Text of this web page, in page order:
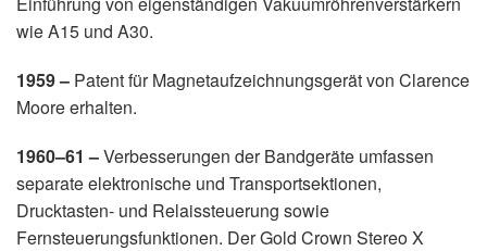
wie A15 und A30.
1959 – Patent für Magnetaufzeichnungsgerät von Clarence
Moore erhalten.
1960–61 –Verbesserungen der Bandgeräte umfassen
separate elektronische und Transportsektionen,
Drucktasten- und Relaissteuerung sowie
Fernsteuerungsfunktionen. Der Gold Crown Stereo X